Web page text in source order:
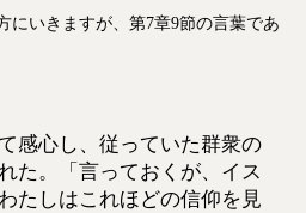
にいきますが、第7章9節の言葉であ
感心し、従っていた群衆の
た。「言っておくが、イス
たしはこれほどの信仰を見